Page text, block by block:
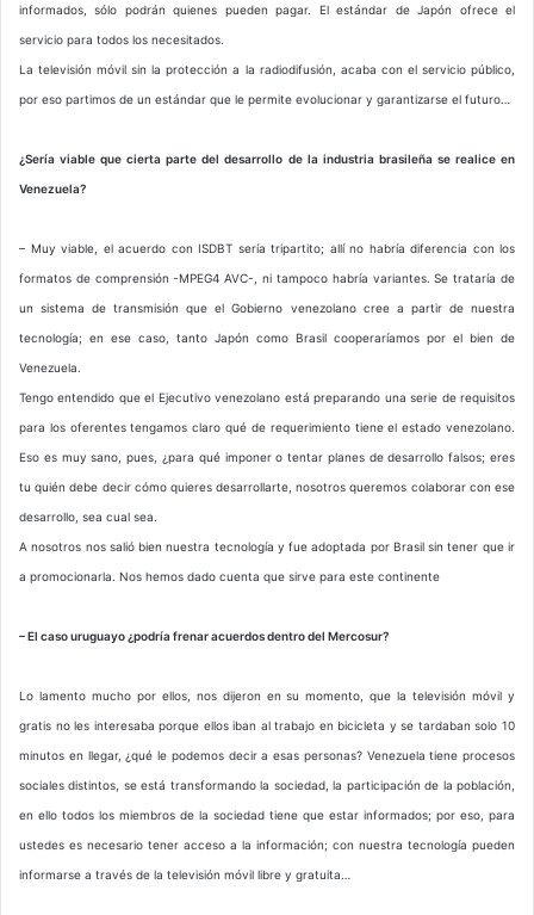
informados, sólo podrán quienes pueden pagar. El estándar de Japón ofrece el
servicio para todos los necesitados.
La televisión móvil sin la protección a la radiodifusión, acaba con el servicio público,
por eso partimos de un estándar que le permite evolucionar y garantizarse el futuro…
¿Sería viable que cierta parte del desarrollo de la industria brasileña se realice en
Venezuela?
– Muy viable, el acuerdo con ISDBT sería tripartito; allí no habría diferencia con los
formatos de comprensión -MPEG4 AVC-, ni tampoco habría variantes. Se trataría de
un sistema de transmisión que el Gobierno venezolano cree a partir de nuestra
tecnología; en ese caso, tanto Japón como Brasil cooperaríamos por el bien de
Venezuela.
Tengo entendido que el Ejecutivo venezolano está preparando una serie de requisitos
para los oferentes tengamos claro qué de requerimiento tiene el estado venezolano.
Eso es muy sano, pues, ¿para qué imponer o tentar planes de desarrollo falsos; eres
tu quién debe decir cómo quieres desarrollarte, nosotros queremos colaborar con ese
desarrollo, sea cual sea.
A nosotros nos salió bien nuestra tecnología y fue adoptada por Brasil sin tener que ir
a promocionarla. Nos hemos dado cuenta que sirve para este continente
– El caso uruguayo ¿podría frenar acuerdos dentro del Mercosur?
Lo lamento mucho por ellos, nos dijeron en su momento, que la televisión móvil y
gratis no les interesaba porque ellos iban al trabajo en bicicleta y se tardaban solo 10
minutos en llegar, ¿qué le podemos decir a esas personas? Venezuela tiene procesos
sociales distintos, se está transformando la sociedad, la participación de la población,
en ello todos los miembros de la sociedad tiene que estar informados; por eso, para
ustedes es necesario tener acceso a la información; con nuestra tecnología pueden
informarse a través de la televisión móvil libre y gratuita…